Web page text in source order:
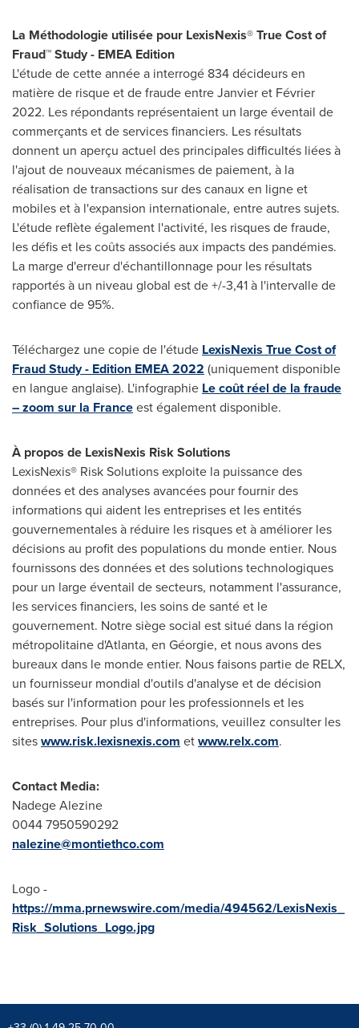
La Méthodologie utilisée pour LexisNexis®True Cost of
Fraud™ Study - EMEA Edition
L'étude de cette année a interrogé 834 décideurs en
matière de risque et de fraude entre Janvier et Février
2022. Les répondants représentaient un large éventail de
commerçants et de services financiers. Les résultats
donnent un aperçu actuel des principales difficultés liées à
l'ajout de nouveaux mécanismes de paiement, à la
réalisation de transactions sur des canaux en ligne et
mobiles et à l'expansion internationale, entre autres sujets.
L'étude reflète également l'activité, les risques de fraude,
les défis et les coûts associés aux impacts des pandémies.
La marge d'erreur d'échantillonnage pour les résultats
rapportés à un niveau global est de +/-3,41 à l'intervalle de
confiance de 95%.
Téléchargez une copie de l'étude LexisNexis True Cost of
Fraud Study - Edition EMEA 2022 (uniquement disponible
en langue anglaise). L'infographie Le coût réel de la fraude
– zoom sur la Franceest également disponible.
À propos de LexisNexis Risk Solutions
LexisNexis® Risk Solutions exploite la puissance des
données et des analyses avancées pour fournir des
informations qui aident les entreprises et les entités
gouvernementales à réduire les risques et à améliorer les
décisions au profit des populations du monde entier. Nous
fournissons des données et des solutions technologiques
pour un large éventail de secteurs, notamment l'assurance,
les services financiers, les soins de santé et le
gouvernement. Notre siège social est situé dans la région
métropolitaine d'Atlanta, en Géorgie, et nous avons des
bureaux dans le monde entier. Nous faisons partie de RELX,
un fournisseur mondial d'outils d'analyse et de décision
basés sur l'information pour les professionnels et les
entreprises. Pour plus d'informations, veuillez consulter les
siteswww.risk.lexisnexis.com etwww.relx.com.
Contact Media:
Nadege Alezine
0044 7950590292
nalezine@montiethco.com
Logo -
https://mma.prnewswire.com/media/494562/LexisNexis_
Risk_Solutions_Logo.jpg